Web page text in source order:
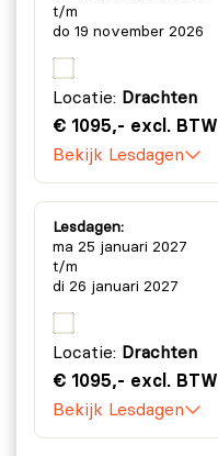
t/m
do 19 november 2026
Locatie: Drachten
€ 1095,- excl. BTW
Bekijk Lesdagen
Lesdagen:
ma 25 januari 2027
t/m
di 26 januari 2027
Locatie: Drachten
€ 1095,- excl. BTW
Bekijk Lesdagen